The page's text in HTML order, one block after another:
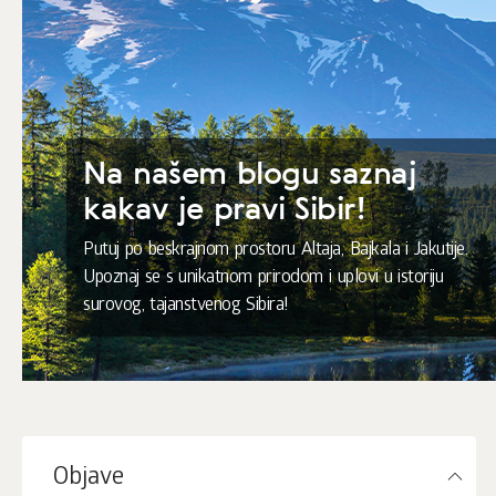
Na našem blogu saznaj
kakav je pravi Sibir!
Putuj po beskrajnom prostoru Altaja, Bajkala i Jakutije.
Upoznaj se s unikatnom prirodom i uplovi u istoriju
surovog, tajanstvenog Sibira!
Objave